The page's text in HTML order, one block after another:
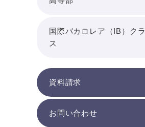
国際バカロレア（IB）クラ
ス
資料請求
お問い合わせ